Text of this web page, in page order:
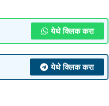
येथे क्लिक करा
येथे क्लिक करा